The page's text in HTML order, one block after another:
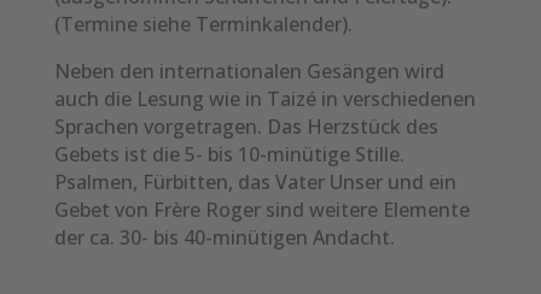
(Termine siehe Terminkalender).
Neben den internationalen Gesängen wird
auch die Lesung wie in Taizé in verschiedenen
Sprachen vorgetragen. Das Herzstück des
Gebets ist die 5- bis 10-minütige Stille.
Psalmen, Fürbitten, das Vater Unser und ein
Gebet von Frère Roger sind weitere Elemente
der ca. 30- bis 40-minütigen Andacht.